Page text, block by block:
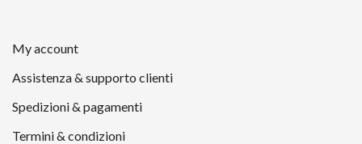
My account
Assistenza & supporto clienti
Spedizioni & pagamenti
Termini & condizioni